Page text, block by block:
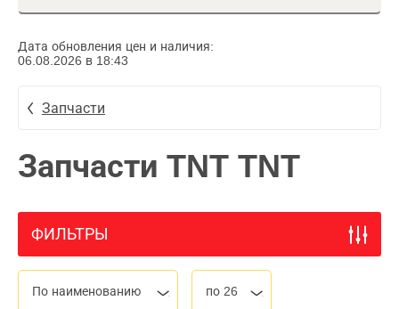
Дата обновления цен и наличия:
06.08.2026 в 18:43
Запчасти
Запчасти TNT TNT
ФИЛЬТРЫ
По наименованию по 26